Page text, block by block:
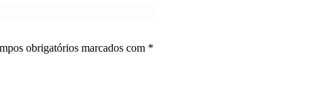
obrigatórios marcados com *